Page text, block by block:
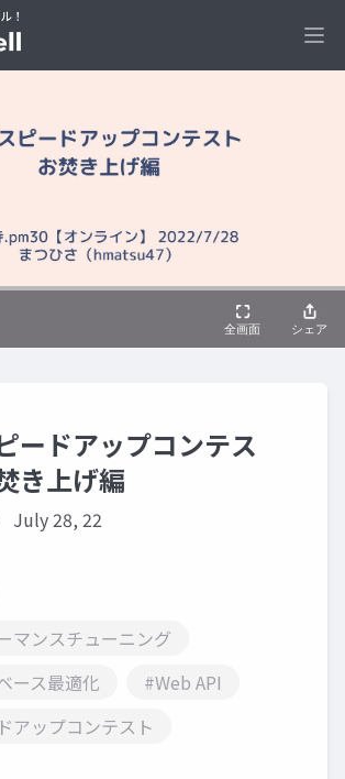
ードアップコンテス
き上げ編
July 28, 22
マンスチューニング
ース最適化
#Web API
アップコンテスト